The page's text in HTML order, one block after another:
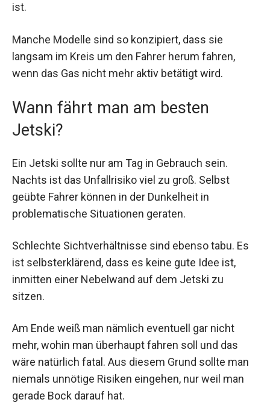
ist.
Manche Modelle sind so konzipiert, dass sie
langsam im Kreis um den Fahrer herum fahren,
wenn das Gas nicht mehr aktiv betätigt wird.
Wann fährt man am besten
Jetski?
Ein Jetski sollte nur am Tag in Gebrauch sein.
Nachts ist das Unfallrisiko viel zu groß. Selbst
geübte Fahrer können in der Dunkelheit in
problematische Situationen geraten.
Schlechte Sichtverhältnisse sind ebenso tabu. Es
ist selbsterklärend, dass es keine gute Idee ist,
inmitten einer Nebelwand auf dem Jetski zu
sitzen.
Am Ende weiß man nämlich eventuell gar nicht
mehr, wohin man überhaupt fahren soll und das
wäre natürlich fatal. Aus diesem Grund sollte man
niemals unnötige Risiken eingehen, nur weil man
gerade Bock darauf hat.